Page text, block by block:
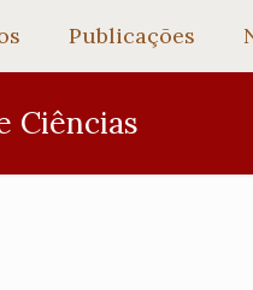
Publicações
Ciências